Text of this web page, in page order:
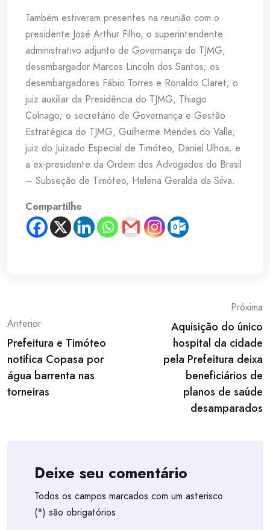
Também estiveram presentes na reunião com o
presidente José Arthur Filho, o superintendente
administrativo adjunto de Governança do TJMG,
desembargador Marcos Lincoln dos Santos; os
desembargadores Fábio Torres e Ronaldo Claret; o
juiz auxiliar da Presidência do TJMG, Thiago
Colnago; o secretário de Governança e Gestão
Estratégica do TJMG, Guilherme Mendes do Valle;
juiz do Juizado Especial de Timóteo, Daniel Ulhoa; e
a ex-presidente da Ordem dos Advogados do Brasil
– Subseção de Timóteo, Helena Geralda da Silva.
Compartilhe
Post
navigation
Anterior
Prefeitura e Timóteo
notifica Copasa por
água barrenta nas
torneiras
Próxima
Aquisição do único
hospital da cidade
pela Prefeitura deixa
beneficiários de
planos de saúde
desamparados
Deixe seu comentário
Todos os campos marcados com um asterisco
(*) são obrigatórios